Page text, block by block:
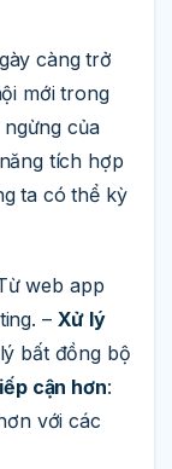
càng trở
mới trong
của
tích hợp
ta có thể kỳ
web app
– Xử lý
bất đồng bộ
cận hơn:
với các